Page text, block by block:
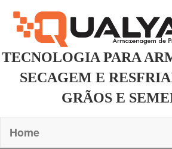
TECNOLOGIA PARA
SECAGEM E
GRÃOS E
Home